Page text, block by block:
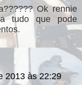
Ok rennie
tudo que pode
2013 às 22:29